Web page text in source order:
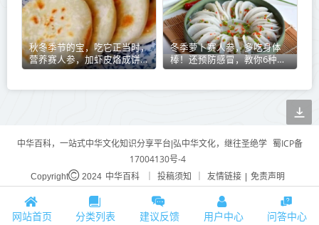
秋冬季节的宝，吃它正当时，
营养赛人参，加虾皮烙成饼，
馋得不行
冬季萝卜赛人参，多吃身体
棒！还预防感冒，教你6种超
好吃的做法
中华百科，一站式中华文化知识分享平台|弘中华文化，继往圣绝学 蜀ICP备
17004130号-4
Copyright 2024 中华百科 投稿须知 友情链接 免责声明
网站首页 分类列表 建议反馈 用户中心 问答中心